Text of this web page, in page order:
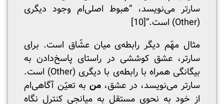
سارتر می‌نویسد، “هبوط اصلی‌ام وجود دیگری
(Other) است.”
[10]
مثال مهّم دیگر رابطه‌ی میان عشّاق است. برای
سارتر، عشق کوششی در راستای پاسخ‌دادن به
بیگانگی همراه با رابطه‌ی با دیگری (Other) است.
سارتر می‌نویسد، در عشق،من به تعیّن آگاهی‌ام
از خود به نحوی مستقل به میانجی کنترل نگاه